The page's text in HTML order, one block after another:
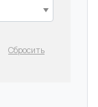
Сбросить